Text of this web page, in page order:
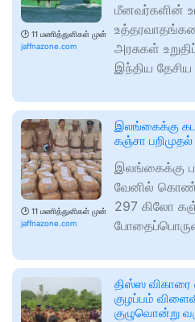
🕑 11 மணித்துளிகள் முன்
jaffnazone.com
மீனவர்களின்
அரசுகள்
இந்திய தேசிய
🕑 11 மணித்துளிகள் முன்
jaffnazone.com
இலங்கைக்கு
கஞ்சா
இலங்கைக்கு
வேனில்
297 கிலோ
போதைப்பொருள்
திஸ்ஸ விகாரை
குழப்பம்
குழுவொன்று